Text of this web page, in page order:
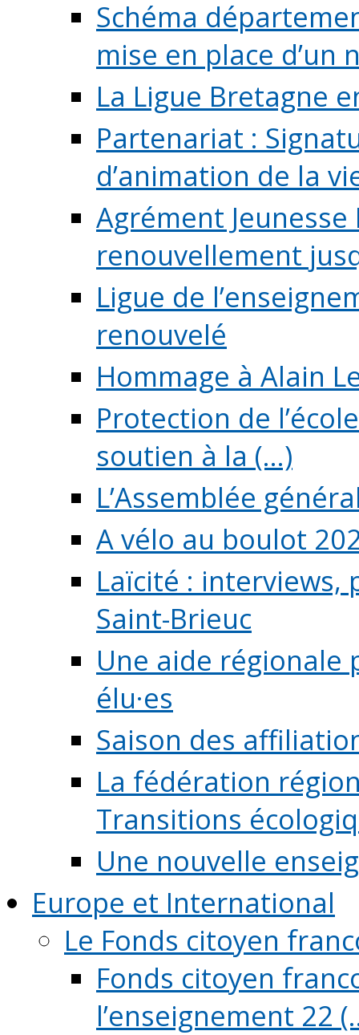
Schéma
mise en place d’un
La Ligue Bretagne
Partenariat :
d’animation de la
Agrément
renouvellement
Ligue de
renouvelé
Hommage à Alain
Protection de
soutien à la (...)
L’Assemblée
A vélo au boulot
Laïcité :
Saint-Brieuc
Une aide régionale
élu·es
Saison des
La fédération
Transitions
Une nouvelle
Europe et International
Le Fonds citoyen
Fonds citoyen
l’enseignement 22